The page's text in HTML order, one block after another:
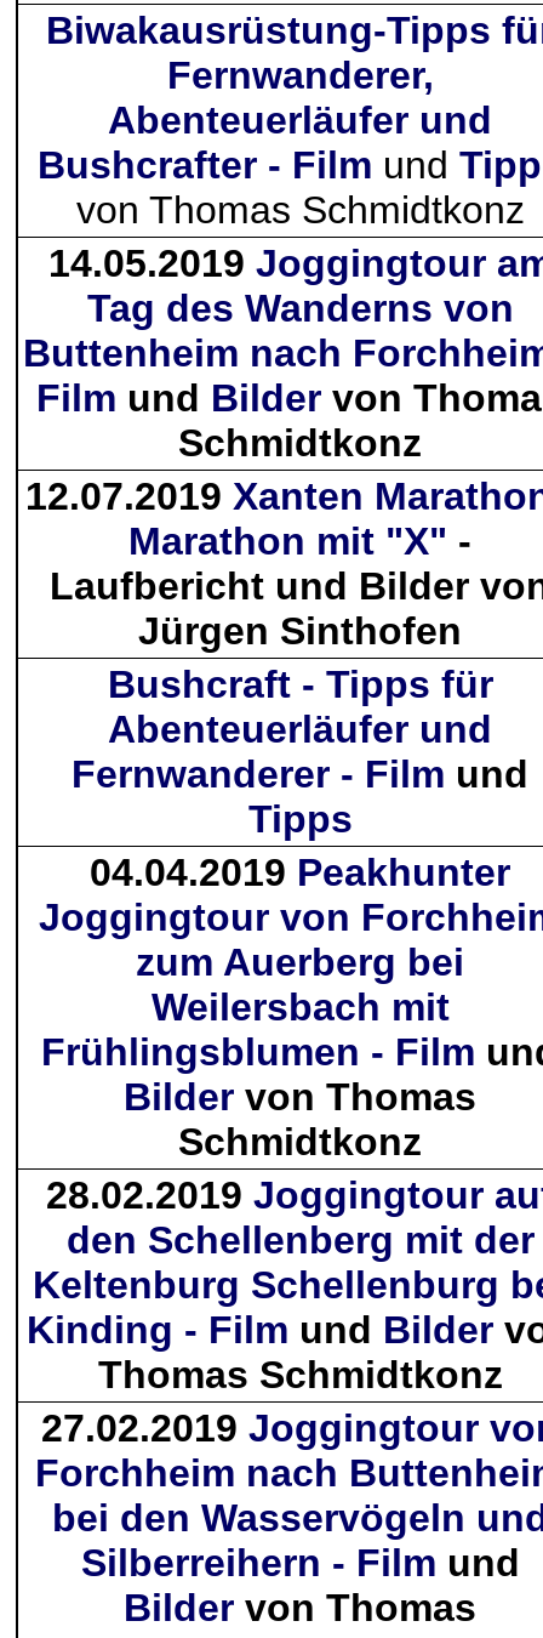
Biwakausrüstung-Tipps
Fernwanderer,
Abenteuerläufer und
Bushcrafter - Film und
von Thomas Schmidtkonz
14.05.2019 Joggingtour
Tag des Wanderns von
Buttenheim nach
Film und Bilder von
Schmidtkonz
12.07.2019 Xanten
Marathon mit "X" -
Laufbericht und Bilder
Jürgen Sinthofen
Bushcraft - Tipps für
Abenteuerläufer und
Fernwanderer - Film und
Tipps
04.04.2019 Peakhunter
Joggingtour von
zum Auerberg bei
Weilersbach mit
Frühlingsblumen - Film
Bilder von Thomas
Schmidtkonz
28.02.2019 Joggingtour
den Schellenberg mit der
Keltenburg Schellenburg
Kinding - Film und Bilder
Thomas Schmidtkonz
27.02.2019 Joggingtour
Forchheim nach
bei den Wasservögeln
Silberreihern - Film und
Bilder von Thomas